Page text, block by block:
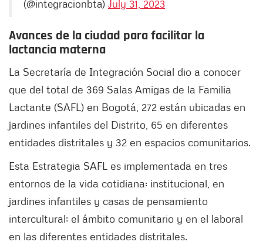
(@integracionbta) July 31, 2023
Avances de la ciudad para facilitar la
lactancia materna
La Secretaría de Integración Social dio a conocer
que del total de 369 Salas Amigas de la Familia
Lactante (SAFL) en Bogotá, 272 están ubicadas en
jardines infantiles del Distrito, 65 en diferentes
entidades distritales y 32 en espacios comunitarios.
Esta Estrategia SAFL es implementada en tres
entornos de la vida cotidiana: institucional, en
jardines infantiles y casas de pensamiento
intercultural; el ámbito comunitario y en el laboral
en las diferentes entidades distritales.